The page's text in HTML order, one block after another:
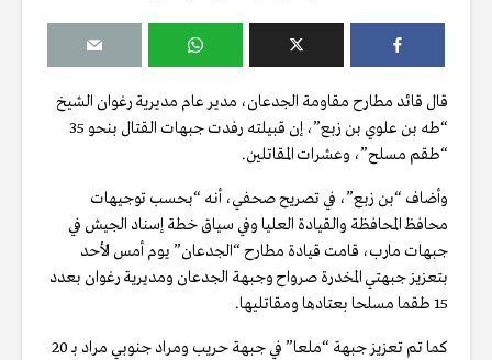
قال قائد مطارح مقاومة الجدعان، مدير عام مديرية رغوان الشيخ
“طه بن علوي بن زبع”، إن قبيلته رفدت جبهات القتال بنحو 35
“طقم مسلح”، وعشرات المقاتلين.
وأضاف “بن زبع”، في تصريح صحفي، أنه “بحسب توجيهات
محافظ المحافظة والقيادة العليا وفي سياق خطة إسناد الجيش في
جبهات مارب، قامت قيادة مطارح “الجدعان” يوم أمس الأحد
بتعزيز جبهتي المخدرة صرواح وجبهة الجدعان ومديرية رغوان بعدد
15 طقما مسلحا بعتادها ومقاتليها.
كما تم تعزيز جبهة “ملعا” في جبهة حريب ومراد جنوبي مراد بـ 20